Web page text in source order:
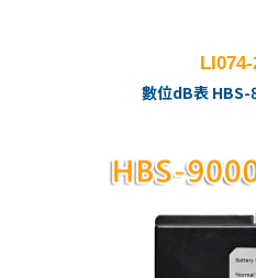
數位dB表 HBS-